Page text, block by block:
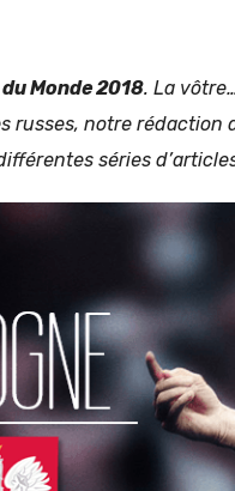
Monde 2018. La
russes, notre rédaction
séries